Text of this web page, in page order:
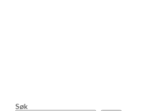
Søk